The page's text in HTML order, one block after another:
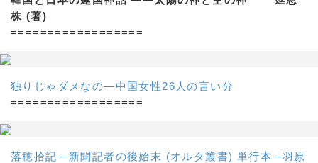
株 (著)
==================
独りじゃダメなの―中国女性26人の言い分
==================
落穂拾記―新聞記者の後始末 (オルタ叢書) 単行本 –羽原